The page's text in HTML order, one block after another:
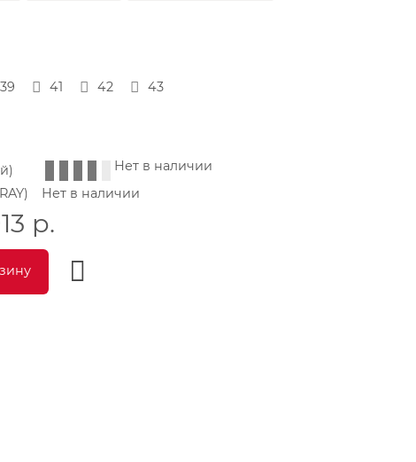
39 41 42 43
Нет в наличии
Нет в наличии
р.